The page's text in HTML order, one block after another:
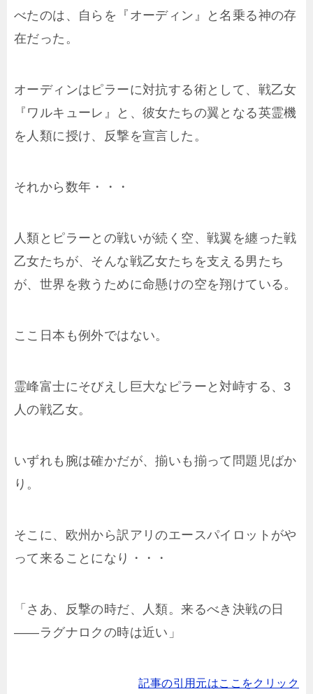
べたのは、自らを『オーディン』と名乗る神の存
在だった。
オーディンはピラーに対抗する術として、戦乙女
『ワルキューレ』と、彼女たちの翼となる英霊機
を人類に授け、反撃を宣言した。
それから数年・・・
人類とピラーとの戦いが続く空、戦翼を纏った戦
乙女たちが、そんな戦乙女たちを支える男たち
が、世界を救うために命懸けの空を翔けている。
ここ日本も例外ではない。
霊峰富士にそびえし巨大なピラーと対峙する、3
人の戦乙女。
いずれも腕は確かだが、揃いも揃って問題児ばか
り。
そこに、欧州から訳アリのエースパイロットがや
って来ることになり・・・
「さあ、反撃の時だ、人類。来るべき決戦の日
――ラグナロクの時は近い」
記事の引用元はここをクリック